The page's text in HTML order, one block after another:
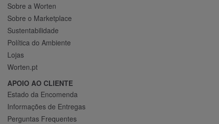
Sobre a Worten
Sobre o Marketplace
Sustentabilidade
Política do Ambiente
Lojas
Worten.pt
APOIO AO CLIENTE
Estado da Encomenda
Informações de Entregas
Perguntas Frequentes